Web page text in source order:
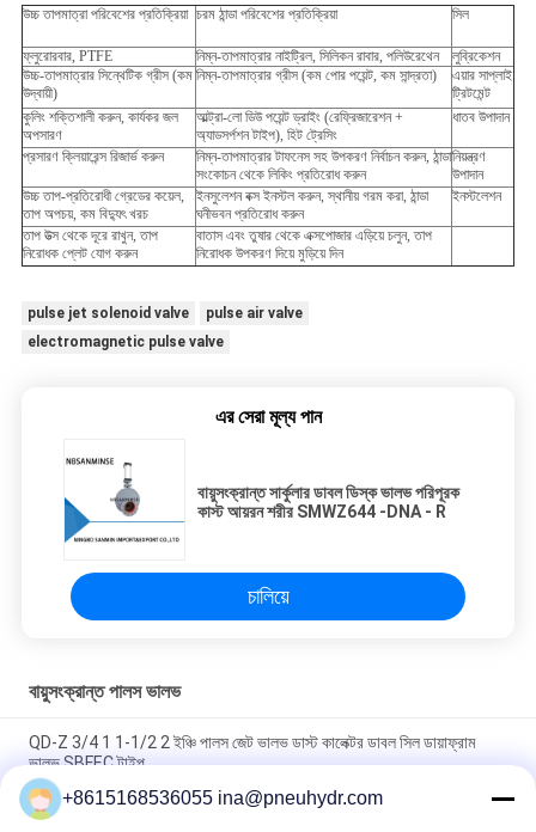
উচ্চ তাপমাত্রা পরিবেশের প্রতিক্রিয়া চরম ঠান্ডা পরিবেশের প্রতিক্রিয়া সিল
ফ্লুরোরবার, PTFE নিম্ন-তাপমাত্রার নাইট্রিল, সিলিকন রাবার, পলিউরেথেন
লুব্রিকেশন
উচ্চ-তাপমাত্রার সিন্থেটিক গ্রীস (কম
উদ্বায়ী)
নিম্ন-তাপমাত্রার গ্রীস (কম পোর পয়েন্ট, কম সান্দ্রতা)
এয়ার সাপ্লাই
ট্রিটমেন্ট
কুলিং শক্তিশালী করুন, কার্যকর জল
অপসারণ
আল্ট্রা-লো ডিউ পয়েন্ট ড্রাইং (রেফ্রিজারেশন +
অ্যাডসর্পশন টাইপ), হিট ট্রেসিং
ধাতব উপাদান
প্রসারণ ক্লিয়ারেন্স রিজার্ভ করুন
নিম্ন-তাপমাত্রার টাফনেস সহ উপকরণ নির্বাচন করুন, ঠান্ডা
সংকোচন থেকে লিকিং প্রতিরোধ করুন
নিয়ন্ত্রণ
উপাদান
উচ্চ তাপ-প্রতিরোধী গ্রেডের কয়েল,
তাপ অপচয়, কম বিদ্যুৎ খরচ
ইনসুলেশন বক্স ইনস্টল করুন, স্থানীয় গরম করা, ঠান্ডা
ঘনীভবন প্রতিরোধ করুন
ইনস্টলেশন
তাপ উত্স থেকে দূরে রাখুন, তাপ
নিরোধক প্লেট যোগ করুন
বাতাস এবং তুষার থেকে এক্সপোজার এড়িয়ে চলুন, তাপ
নিরোধক উপকরণ দিয়ে মুড়িয়ে দিন
pulse jet solenoid valve
pulse air valve
electromagnetic pulse valve
এর সেরা মূল্য পান
বায়ুসংক্রান্ত সার্কুলার ডাবল ডিস্ক ভালভ পরিপূরক
কাস্ট আয়রন শরীর SMWZ644 -DNA - R
চালিয়ে
বায়ুসংক্রান্ত পালস ভালভ
QD-Z 3/4 1 1-1/2 2 ইঞ্চি পালস জেট ভালভ ডাস্ট কালেক্টর ডাবল সিল ডায়াফ্রাম
ভালভ SBFEC টাইপ
এনবিএসএনএমএনএসইউ কিউডি-ওয়াই ডায়াফ্রাম ভালভ পালস জেট ভালভ এসবিএফইসি
+8615168536055 ina@pneuhydr.com